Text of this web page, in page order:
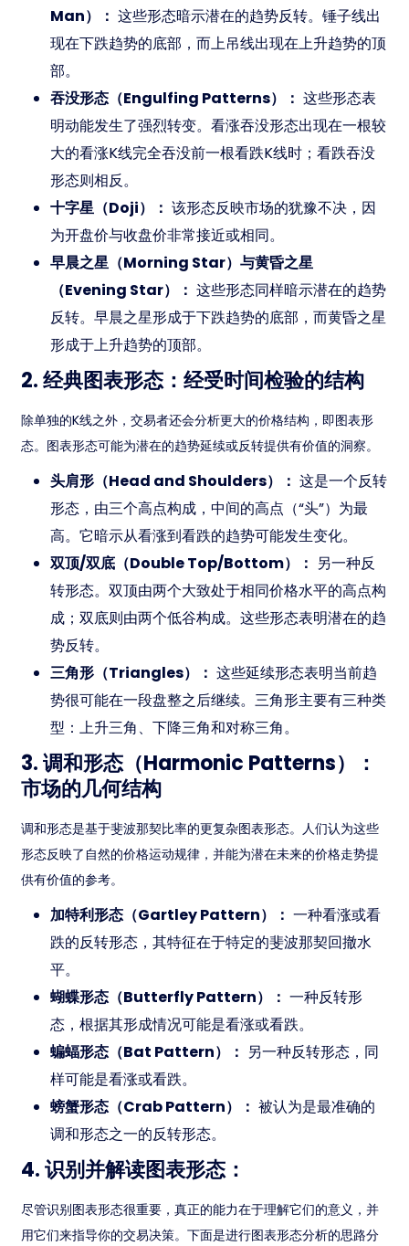
Man）： 这些形态暗示潜在的趋势反转。锤子线出
现在下跌趋势的底部，而上吊线出现在上升趋势的顶
部。
吞没形态（Engulfing Patterns）： 这些形态表
明动能发生了强烈转变。看涨吞没形态出现在一根较
大的看涨K线完全吞没前一根看跌K线时；看跌吞没
形态则相反。
十字星（Doji）： 该形态反映市场的犹豫不决，因
为开盘价与收盘价非常接近或相同。
早晨之星（Morning Star）与黄昏之星
（Evening Star）： 这些形态同样暗示潜在的趋势
反转。早晨之星形成于下跌趋势的底部，而黄昏之星
形成于上升趋势的顶部。
2. 经典图表形态：经受时间检验的结构
除单独的K线之外，交易者还会分析更大的价格结构，即图表形
态。图表形态可能为潜在的趋势延续或反转提供有价值的洞察。
头肩形（Head and Shoulders）： 这是一个反转
形态，由三个高点构成，中间的高点（“头”）为最
高。它暗示从看涨到看跌的趋势可能发生变化。
双顶/双底（Double Top/Bottom）： 另一种反
转形态。双顶由两个大致处于相同价格水平的高点构
成；双底则由两个低谷构成。这些形态表明潜在的趋
势反转。
三角形（Triangles）： 这些延续形态表明当前趋
势很可能在一段盘整之后继续。三角形主要有三种类
型：上升三角、下降三角和对称三角。
3. 调和形态（Harmonic Patterns）：
市场的几何结构
调和形态是基于斐波那契比率的更复杂图表形态。人们认为这些
形态反映了自然的价格运动规律，并能为潜在未来的价格走势提
供有价值的参考。
加特利形态（Gartley Pattern）： 一种看涨或看
跌的反转形态，其特征在于特定的斐波那契回撤水
平。
蝴蝶形态（Butterfly Pattern）： 一种反转形
态，根据其形成情况可能是看涨或看跌。
蝙蝠形态（Bat Pattern）： 另一种反转形态，同
样可能是看涨或看跌。
螃蟹形态（Crab Pattern）： 被认为是最准确的
调和形态之一的反转形态。
4. 识别并解读图表形态：
尽管识别图表形态很重要，真正的能力在于理解它们的意义，并
用它们来指导你的交易决策。下面是进行图表形态分析的思路分